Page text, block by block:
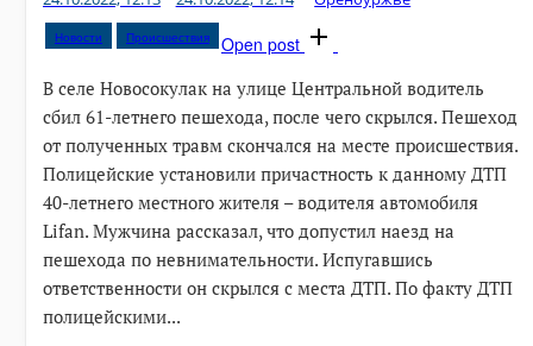
Новости Происшествия
Open post
В селе Новосокулак на улице Центральной водитель
сбил 61-летнего пешехода, после чего скрылся. Пешеход
от полученных травм скончался на месте происшествия.
Полицейские установили причастность к данному ДТП
40-летнего местного жителя – водителя автомобиля
Lifan. Мужчина рассказал, что допустил наезд на
пешехода по невнимательности. Испугавшись
ответственности он скрылся с места ДТП. По факту ДТП
полицейскими...